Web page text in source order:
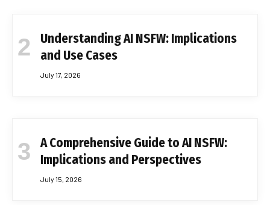
Understanding AI NSFW: Implications
and Use Cases
July 17, 2026
A Comprehensive Guide to AI NSFW:
Implications and Perspectives
July 15, 2026